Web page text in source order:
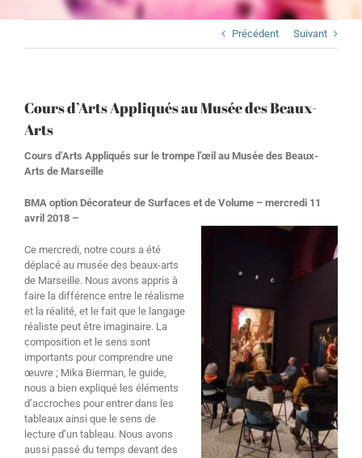
Précédent Suivant
Cours d’Arts Appliqués au Musée des Beaux-
Arts
Cours d’Arts Appliqués sur le trompe l’œil au Musée des Beaux-
Arts de Marseille
BMA option Décorateur de Surfaces et de Volume – mercredi 11
avril 2018 –
Ce mercredi, notre cours a été
déplacé au musée des beaux-arts
de Marseille. Nous avons appris à
faire la différence entre le réalisme
et la réalité, et le fait que le langage
réaliste peut être imaginaire. La
composition et le sens sont
importants pour comprendre une
œuvre ; Mika Bierman, le guide,
nous a bien expliqué les éléments
d’accroches pour entrer dans les
tableaux ainsi que le sens de
lecture d’un tableau. Nous avons
aussi passé du temps devant des